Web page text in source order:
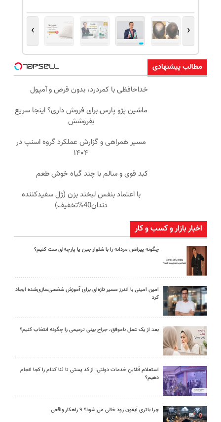
‹
›
مطالب پیشنهادی
خداحافظی با کمردرد، بدون قرص و آمپول
ماشین پژو پارس برای فروش داری؟ اینجا سریع
بفروشش
مسیر همراهی و گزارش عملکرد گروه اسنپ در
۱۴۰۴
کبد قوی و سالم با چند گیاه خوش طعم
با اعتماد بنفس لبخند بزن (ژل سفیدکننده
دندان40%تخفیف)
اخبار بازار و کسب و کار
چگونه پیراهن مردانه را با شلوار جین یا پارچه‌ای ست کنیم؟
امین امینی با اندرز مسیر تازه‌ای برای آموزش شخصی‌سازی‌شده ایجاد
کرد
بعد از یک عمل ناموفق، جراح بینی ترمیمی را چگونه انتخاب کنیم؟
استعلام آنلاین خدمات دولتی: از کد پستی تا ثنا کدام را کجا انجام
دهیم؟
چرا باتری آیفون زود خالی می شود؟ ۹ راهکار واقعی